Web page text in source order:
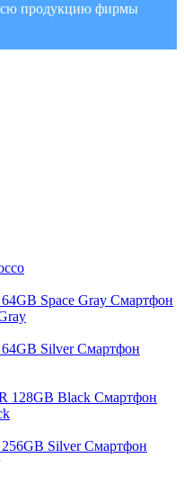
продукцию фирмы
Смартфон
Смартфон
Смартфон
Смартфон